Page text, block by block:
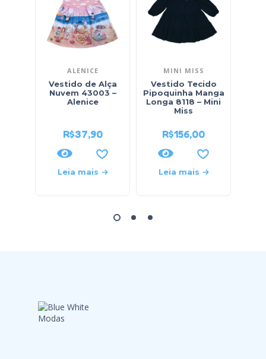
ALENICE
Vestido de Alça
Nuvem 43003 –
Alenice
R$37,90
Leia mais
MINI MISS
Vestido Tecido
Pipoquinha Manga
Longa 8118 – Mini
Miss
R$156,00
Leia mais